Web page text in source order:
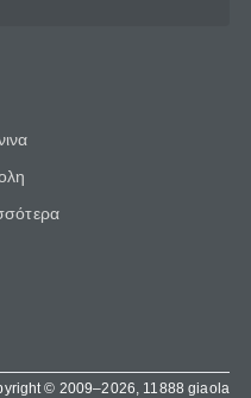
© 2009–2026, 11888 giaola